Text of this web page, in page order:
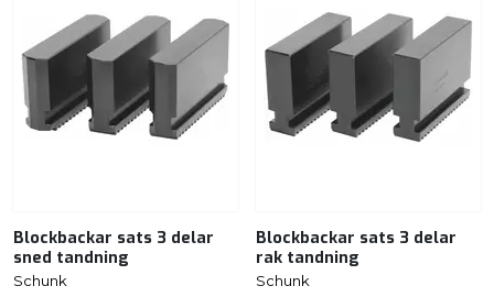
Blockbackar sats 3 delar
sned tandning
Schunk
Blockbackar sats 3 delar
rak tandning
Schunk